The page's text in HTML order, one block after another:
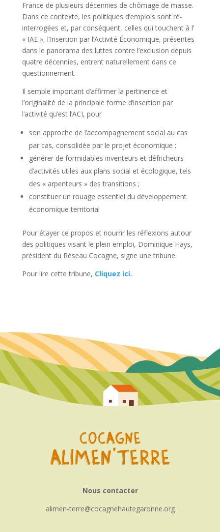
France de plusieurs décennies de chômage de masse.
Dans ce contexte, les politiques d’emplois sont ré-
interrogées et, par conséquent, celles qui touchent à l’
« IAE », l’Insertion par l’Activité Économique, présentes
dans le panorama des luttes contre l’exclusion depuis
quatre décennies, entrent naturellement dans ce
questionnement.
Il semble important d’affirmer la pertinence et
l’originalité de la principale forme d’insertion par
l’activité qu’est l’ACI, pour
son approche de l’accompagnement social au cas
par cas, consolidée par le projet économique ;
générer de formidables inventeurs et défricheurs
d’activités utiles aux plans social et écologique, tels
des « arpenteurs » des transitions ;
constituer un rouage essentiel du développement
économique territorial
Pour étayer ce propos et nourrir les réflexions autour
des politiques visant le plein emploi, Dominique Hays,
président du Réseau Cocagne, signe une tribune.
Pour lire cette tribune, Cliquez ici.
Nous contacter
alimen-terre
cocagnehautegaronne.org